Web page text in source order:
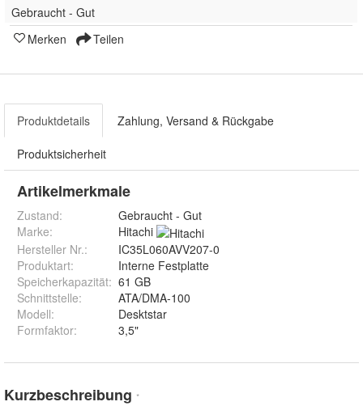
Gebraucht - Gut
Merken
Teilen
Produktdetails Zahlung, Versand & Rückgabe
Produktsicherheit
Artikelmerkmale
Zustand:
Gebraucht - Gut
Marke:
Hitachi
Hersteller Nr.:
IC35L060AVV207-0
Produktart:
Interne Festplatte
Speicherkapazität: 61 GB
Schnittstelle:
ATA/DMA-100
Modell:
Desktstar
Formfaktor: 3,5"
Kurzbeschreibung *